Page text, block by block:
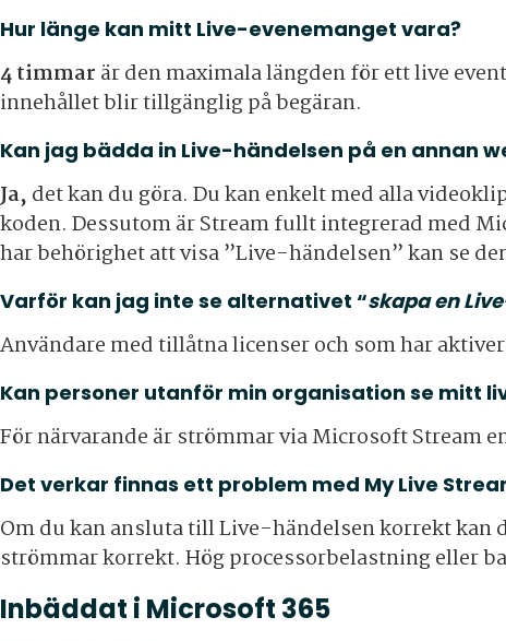
Hur länge kan mitt Live-evenemanget vara?
4 timmar är den maximala längden för ett live
innehållet blir tillgänglig på begäran.
Kan jag bädda in Live-händelsen på en annan
Ja, det kan du göra. Du kan enkelt med alla
koden. Dessutom är Stream fullt integrerad med
har behörighet att visa ”Live-händelsen” kan se
Varför kan jag inte se alternativet “skapa en
Användare med tillåtna licenser och som har
Kan personer utanför min organisation se mitt
För närvarande är strömmar via Microsoft Stream
Det verkar finnas ett problem med My Live
Om du kan ansluta till Live-händelsen korrekt kan
strömmar korrekt. Hög processorbelastning eller
Inbäddat i Microsoft 365